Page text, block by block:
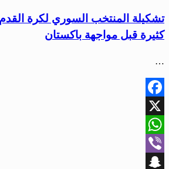
تشكيلة المنتخب السوري لكرة
كثيرة قبل مواجهة باكستان
…
Facebook
X
WhatsApp
Viber